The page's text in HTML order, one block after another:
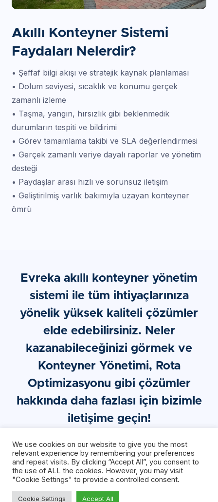
Akıllı Konteyner Sistemi
Faydaları Nelerdir?
• Şeffaf bilgi akışı ve stratejik kaynak planlaması
• Dolum seviyesi, sıcaklık ve konumu gerçek
zamanlı izleme
• Taşma, yangın, hırsızlık gibi beklenmedik
durumların tespiti ve bildirimi
• Görev tamamlama takibi ve SLA değerlendirmesi
• Gerçek zamanlı veriye dayalı raporlar ve yönetim
desteği
• Paydaşlar arası hızlı ve sorunsuz iletişim
• Geliştirilmiş varlık bakımıyla uzayan konteyner
ömrü
Evreka akıllı konteyner yönetim
sistemi ile tüm ihtiyaçlarınıza
yönelik yüksek kaliteli çözümler
elde edebilirsiniz. Neler
kazanabileceğinizi görmek ve
Konteyner Yönetimi, Rota
Optimizasyonu gibi çözümler
hakkında daha fazlası için bizimle
iletişime geçin!
ÜCRETSIZ DEMO
We use cookies on our website to give you the most
relevant experience by remembering your preferences
and repeat visits. By clicking “Accept All”, you consent to
the use of ALL the cookies. However, you may visit
"Cookie Settings" to provide a controlled consent.
Cookie Settings Accept All